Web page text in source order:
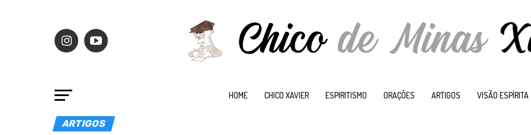
HOME CHICO XAVIER ESPIRITISMO ORAÇÕES ARTIGOS VISÃO ESPÍRITA
ARTIGOS